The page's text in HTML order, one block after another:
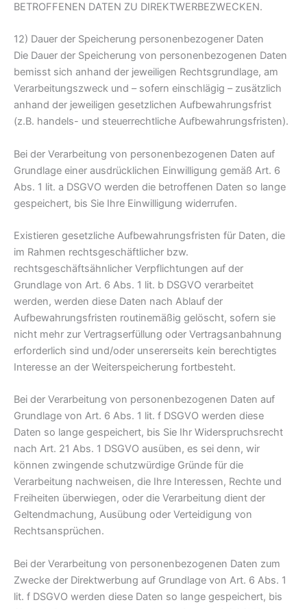
BETROFFENEN DATEN ZU DIREKTWERBEZWECKEN.
12) Dauer der Speicherung personenbezogener Daten
Die Dauer der Speicherung von personenbezogenen Daten
bemisst sich anhand der jeweiligen Rechtsgrundlage, am
Verarbeitungszweck und – sofern einschlägig – zusätzlich
anhand der jeweiligen gesetzlichen Aufbewahrungsfrist
(z.B. handels- und steuerrechtliche Aufbewahrungsfristen).
Bei der Verarbeitung von personenbezogenen Daten auf
Grundlage einer ausdrücklichen Einwilligung gemäß Art. 6
Abs. 1 lit. a DSGVO werden die betroffenen Daten so lange
gespeichert, bis Sie Ihre Einwilligung widerrufen.
Existieren gesetzliche Aufbewahrungsfristen für Daten, die
im Rahmen rechtsgeschäftlicher bzw.
rechtsgeschäftsähnlicher Verpflichtungen auf der
Grundlage von Art. 6 Abs. 1 lit. b DSGVO verarbeitet
werden, werden diese Daten nach Ablauf der
Aufbewahrungsfristen routinemäßig gelöscht, sofern sie
nicht mehr zur Vertragserfüllung oder Vertragsanbahnung
erforderlich sind und/oder unsererseits kein berechtigtes
Interesse an der Weiterspeicherung fortbesteht.
Bei der Verarbeitung von personenbezogenen Daten auf
Grundlage von Art. 6 Abs. 1 lit. f DSGVO werden diese
Daten so lange gespeichert, bis Sie Ihr Widerspruchsrecht
nach Art. 21 Abs. 1 DSGVO ausüben, es sei denn, wir
können zwingende schutzwürdige Gründe für die
Verarbeitung nachweisen, die Ihre Interessen, Rechte und
Freiheiten überwiegen, oder die Verarbeitung dient der
Geltendmachung, Ausübung oder Verteidigung von
Rechtsansprüchen.
Bei der Verarbeitung von personenbezogenen Daten zum
Zwecke der Direktwerbung auf Grundlage von Art. 6 Abs. 1
lit. f DSGVO werden diese Daten so lange gespeichert, bis